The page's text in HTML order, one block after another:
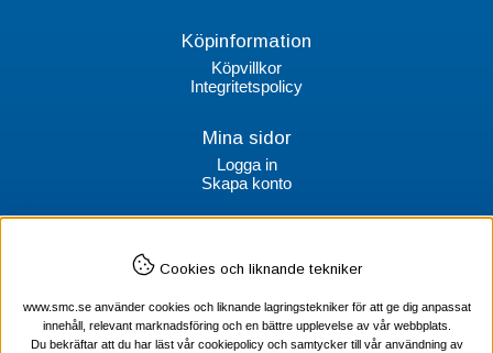
Köpinformation
Köpvillkor
Integritetspolicy
Mina sidor
Logga in
Skapa konto
SMC Stockholms Maskincentral AB
100 64 Stockholm
Tel Verktyg: 08-578 55 230
Cookies och liknande tekniker
www.smc.se använder cookies och liknande lagringstekniker för att ge dig anpassat
innehåll, relevant marknadsföring och en bättre upplevelse av vår webbplats.
Du bekräftar att du har läst vår cookiepolicy och samtycker till vår användning av